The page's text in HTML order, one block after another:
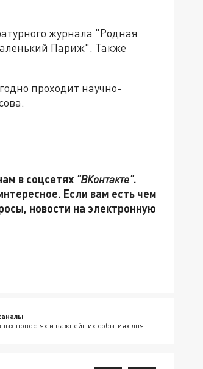
журнала "Родная
Париж". Также
проходит научно-
в соцсетях "ВКонтакте".
Если вам есть чем
новости на электронную
новостях и важнейших событиях дня.